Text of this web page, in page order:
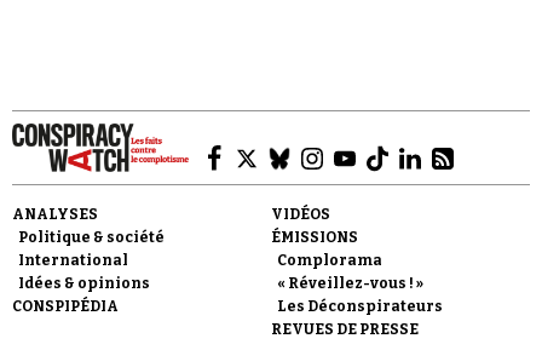
ANALYSES
Politique & société
International
Idées & opinions
CONSPIPÉDIA
VIDÉOS
ÉMISSIONS
Complorama
« Réveillez-vous ! »
Les Déconspirateurs
REVUES DE PRESSE